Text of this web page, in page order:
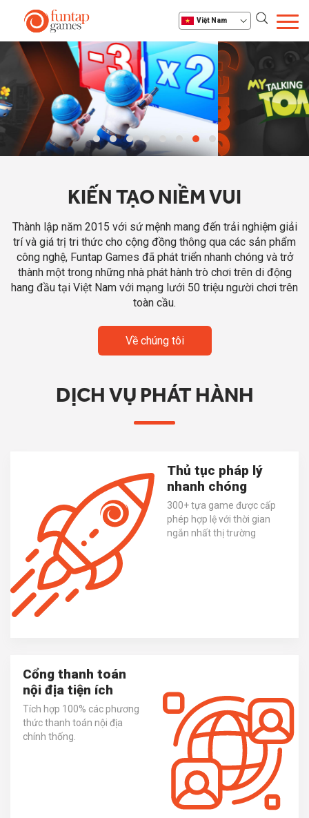
Việt Nam
KIẾN TẠO NIỀM VUI
Thành lập năm 2015 với sứ mệnh mang đến trải nghiệm giải
trí và giá trị tri thức cho cộng đồng thông qua các sản phẩm
công nghệ, Funtap Games đã phát triển nhanh chóng và trở
thành một trong những nhà phát hành trò chơi trên di động
hang đầu tại Việt Nam với mạng lưới 50 triệu người chơi trên
toàn cầu.
Về chúng tôi
DỊCH VỤ PHÁT HÀNH
Thủ tục pháp lý
nhanh chóng
300+ tựa game được cấp
phép hợp lệ với thời gian
ngắn nhất thị trường
Cổng thanh toán
nội địa tiện ích
Tích hợp 100% các phương
thức thanh toán nội địa
chính thống.